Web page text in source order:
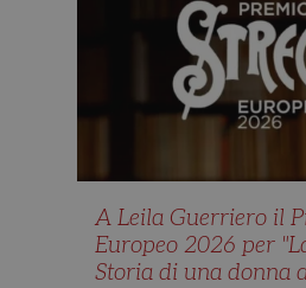
A Leila Guerriero il
Europeo 2026 per
Storia di una donna